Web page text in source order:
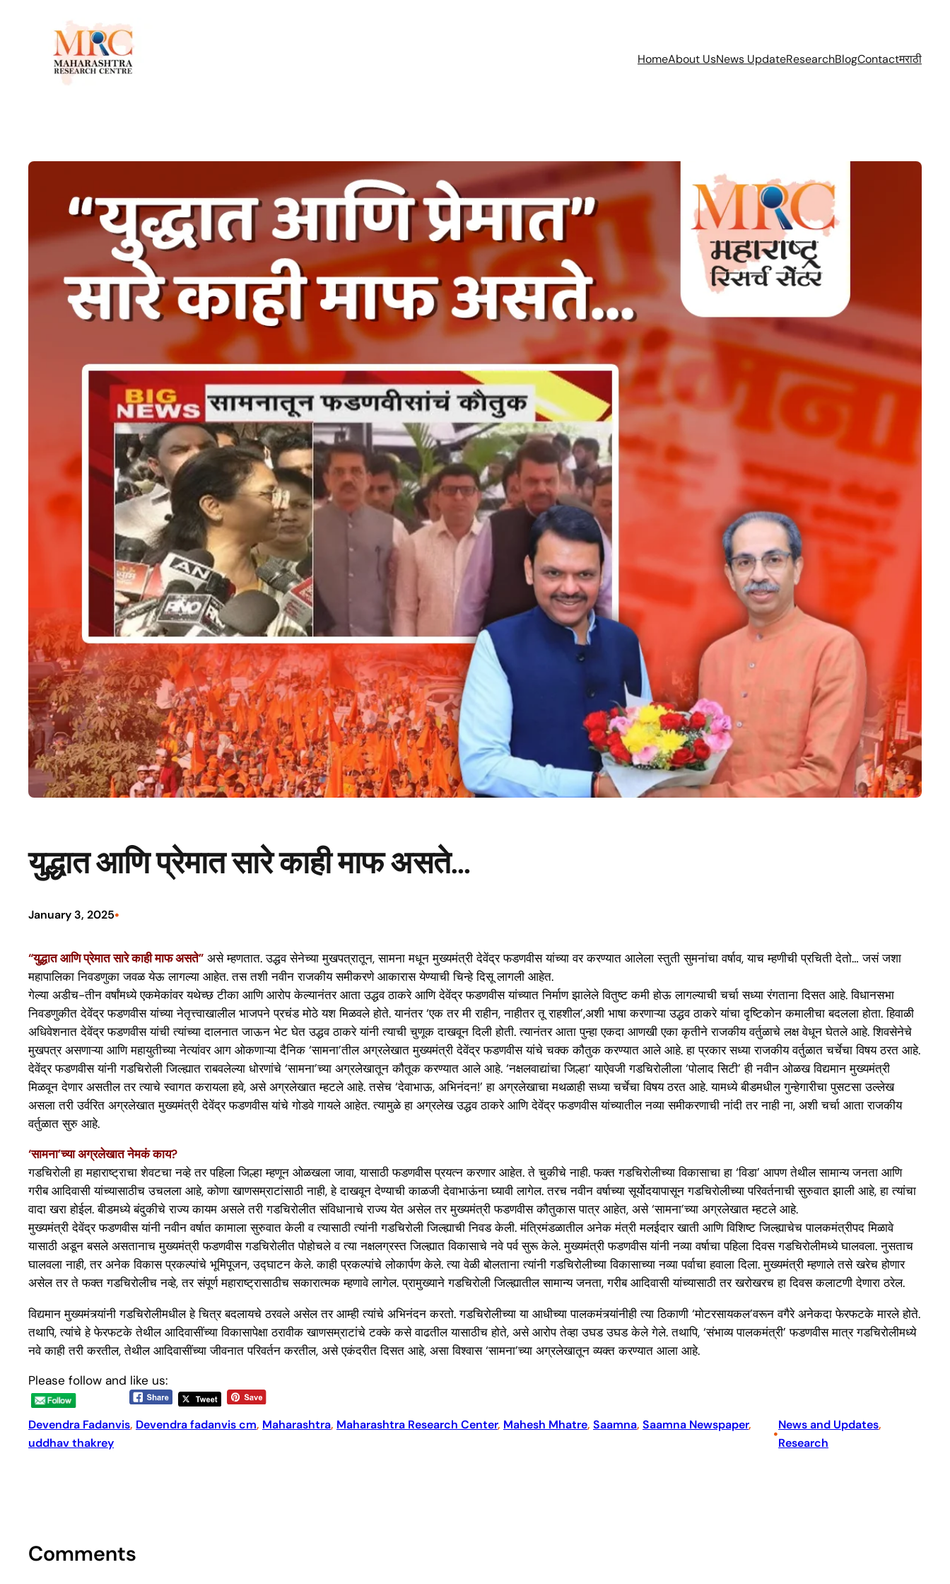
HomeAbout UsNews UpdateResearchBlogContactमराठी
युद्धात आणि प्रेमात सारे काही माफ असते…
January 3, 2025•
“युद्धात आणि प्रेमात सारे काही माफ असते” असे म्हणतात. उद्धव सेनेच्या मुखपत्रातून, सामना मधून मुख्यमंत्री देवेंद्र फडणवीस यांच्या वर करण्यात आलेला स्तुती सुमनांचा वर्षाव, याच म्हणीची प्रचिती देतो… जसं जशा
महापालिका निवडणुका जवळ येऊ लागल्या आहेत. तस तशी नवीन राजकीय समीकरणे आकारास येण्याची चिन्हे दिसू लागली आहेत.
गेल्या अडीच-तीन वर्षांमध्ये एकमेकांवर यथेच्छ टीका आणि आरोप केल्यानंतर आता उद्धव ठाकरे आणि देवेंद्र फडणवीस यांच्यात निर्माण झालेले वितुष्ट कमी होऊ लागल्याची चर्चा सध्या रंगताना दिसत आहे. विधानसभा
निवडणुकीत देवेंद्र फडणवीस यांच्या नेतृत्त्वाखालील भाजपने प्रचंड मोठे यश मिळवले होते. यानंतर ‘एक तर मी राहीन, नाहीतर तू राहशील’,अशी भाषा करणाऱ्या उद्धव ठाकरे यांचा दृष्टिकोन कमालीचा बदलला होता. हिवाळी
अधिवेशनात देवेंद्र फडणवीस यांची त्यांच्या दालनात जाऊन भेट घेत उद्धव ठाकरे यांनी त्याची चुणूक दाखवून दिली होती. त्यानंतर आता पुन्हा एकदा आणखी एका कृतीने राजकीय वर्तुळाचे लक्ष वेधून घेतले आहे. शिवसेनेचे
मुखपत्र असणाऱ्या आणि महायुतीच्या नेत्यांवर आग ओकणाऱ्या दैनिक ‘सामना’तील अग्रलेखात मुख्यमंत्री देवेंद्र फडणवीस यांचे चक्क कौतुक करण्यात आले आहे. हा प्रकार सध्या राजकीय वर्तुळात चर्चेचा विषय ठरत आहे.
देवेंद्र फडणवीस यांनी गडचिरोली जिल्ह्यात राबवलेल्या धोरणांचे ‘सामना’च्या अग्रलेखातून कौतूक करण्यात आले आहे. ‘नक्षलवाद्यांचा जिल्हा’ याऐवजी गडचिरोलीला ‘पोलाद सिटी’ ही नवीन ओळख विद्यमान मुख्यमंत्री
मिळवून देणार असतील तर त्याचे स्वागत करायला हवे, असे अग्रलेखात म्हटले आहे. तसेच ‘देवाभाऊ, अभिनंदन!’ हा अग्रलेखाचा मथळाही सध्या चर्चेचा विषय ठरत आहे. यामध्ये बीडमधील गुन्हेगारीचा पुसटसा उल्लेख
असला तरी उर्वरित अग्रलेखात मुख्यमंत्री देवेंद्र फडणवीस यांचे गोडवे गायले आहेत. त्यामुळे हा अग्रलेख उद्धव ठाकरे आणि देवेंद्र फडणवीस यांच्यातील नव्या समीकरणाची नांदी तर नाही ना, अशी चर्चा आता राजकीय
वर्तुळात सुरु आहे.
‘सामना’च्या अग्रलेखात नेमकं काय?
गडचिरोली हा महाराष्ट्राचा शेवटचा नव्हे तर पहिला जिल्हा म्हणून ओळखला जावा, यासाठी फडणवीस प्रयत्न करणार आहेत. ते चुकीचे नाही. फक्त गडचिरोलीच्या विकासाचा हा ‘विडा’ आपण तेथील सामान्य जनता आणि
गरीब आदिवासी यांच्यासाठीच उचलला आहे, कोणा खाणसम्राटांसाठी नाही, हे दाखवून देण्याची काळजी देवाभाऊंना घ्यावी लागेल. तरच नवीन वर्षाच्या सूर्योदयापासून गडचिरोलीच्या परिवर्तनाची सुरुवात झाली आहे, हा त्यांचा
वादा खरा होईल. बीडमध्ये बंदुकीचे राज्य कायम असले तरी गडचिरोलीत संविधानाचे राज्य येत असेल तर मुख्यमंत्री फडणवीस कौतुकास पात्र आहेत, असे ‘सामना’च्या अग्रलेखात म्हटले आहे.
मुख्यमंत्री देवेंद्र फडणवीस यांनी नवीन वर्षात कामाला सुरुवात केली व त्यासाठी त्यांनी गडचिरोली जिल्ह्याची निवड केली. मंत्रिमंडळातील अनेक मंत्री मलईदार खाती आणि विशिष्ट जिल्ह्याचेच पालकमंत्रीपद मिळावे
यासाठी अडून बसले असतानाच मुख्यमंत्री फडणवीस गडचिरोलीत पोहोचले व त्या नक्षलग्रस्त जिल्ह्यात विकासाचे नवे पर्व सुरू केले. मुख्यमंत्री फडणवीस यांनी नव्या वर्षाचा पहिला दिवस गडचिरोलीमध्ये घालवला. नुसताच
घालवला नाही, तर अनेक विकास प्रकल्पांचे भूमिपूजन, उद्घाटन केले. काही प्रकल्पांचे लोकार्पण केले. त्या वेळी बोलताना त्यांनी गडचिरोलीच्या विकासाच्या नव्या पर्वाचा हवाला दिला. मुख्यमंत्री म्हणाले तसे खरेच होणार
असेल तर ते फक्त गडचिरोलीच नव्हे, तर संपूर्ण महाराष्ट्रासाठीच सकारात्मक म्हणावे लागेल. प्रामुख्याने गडचिरोली जिल्ह्यातील सामान्य जनता, गरीब आदिवासी यांच्यासाठी तर खरोखरच हा दिवस कलाटणी देणारा ठरेल.
विद्यमान मुख्यमंत्र्यांनी गडचिरोलीमधील हे चित्र बदलायचे ठरवले असेल तर आम्ही त्यांचे अभिनंदन करतो. गडचिरोलीच्या या आधीच्या पालकमंत्र्यांनीही त्या ठिकाणी ‘मोटरसायकल’वरून वगैरे अनेकदा फेरफटके मारले होते.
तथापि, त्यांचे हे फेरफटके तेथील आदिवासींच्या विकासापेक्षा ठरावीक खाणसम्राटांचे टक्के कसे वाढतील यासाठीच होते, असे आरोप तेव्हा उघड उघड केले गेले. तथापि, ‘संभाव्य पालकमंत्री’ फडणवीस मात्र गडचिरोलीमध्ये
नवे काही तरी करतील, तेथील आदिवासींच्या जीवनात परिवर्तन करतील, असे एकंदरीत दिसत आहे, असा विश्वास ‘सामना’च्या अग्रलेखातून व्यक्त करण्यात आला आहे.
Please follow and like us:
Devendra Fadanvis, Devendra fadanvis cm, Maharashtra, Maharashtra Research Center, Mahesh Mhatre, Saamna, Saamna Newspaper
uddhav thakrey
•
News and Updates
Research
Comments